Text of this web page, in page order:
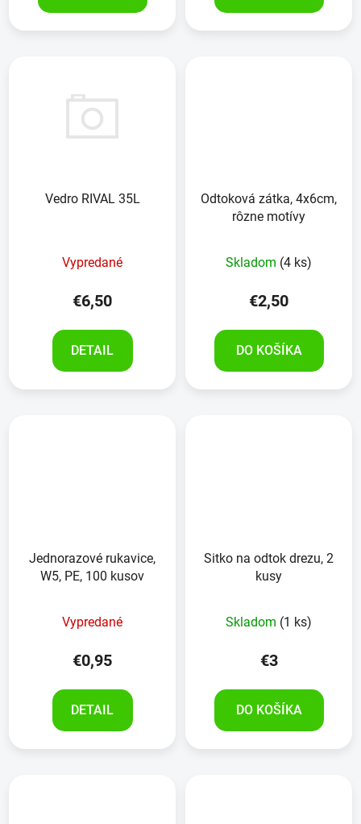
Vedro RIVAL 35L
Vypredané
€6,50
DETAIL
Odtoková zátka, 4x6cm,
rôzne motívy
Skladom (4 ks)
€2,50
DO KOŠÍKA
Jednorazové rukavice,
W5, PE, 100 kusov
Vypredané
€0,95
DETAIL
Sitko na odtok drezu, 2
kusy
Skladom (1 ks)
€3
DO KOŠÍKA